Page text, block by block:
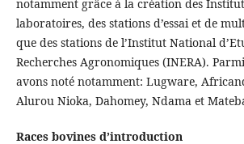
notamment grâce à la création des
laboratoires, des stations d’essai et de
que des stations de l’Institut National
Recherches Agronomiques (INERA).
avons noté notamment: Lugware,
Alurou Nioka, Dahomey, Ndama et
Races bovines d’introduction